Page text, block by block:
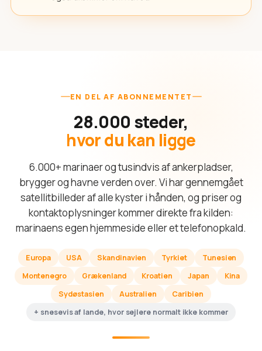
EN DEL AF ABONNEMENTET
28.000 steder,
hvor du kan ligge
6.000+ marinaer og tusindvis af ankerpladser,
brygger og havne verden over. Vi har gennemgået
satellitbilleder af alle kyster i hånden, og priser og
kontaktoplysninger kommer direkte fra kilden:
marinaens egen hjemmeside eller et telefonopkald.
Europa USA Skandinavien Tyrkiet
Tunesien
Montenegro
Grækenland Kroatien Japan
Kina
Sydøstasien
Australien
Caribien
+ snesevis af lande, hvor sejlere normalt ikke kommer